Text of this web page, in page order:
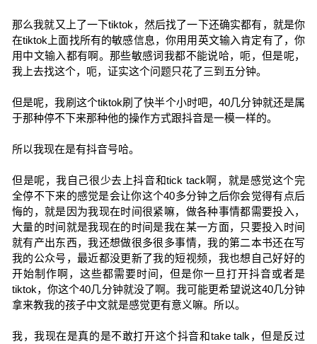
那么我就又上了一下tiktok，然后找了一下还确实都有，就是你
在tiktok上面找所有的敏感信息，你用用英文输入肯定有了，你
用中文输入都有啊。那些敏感词我都不能说哈，呃，但是呢，
我上去找这个，呃，证实这个问题只花了三到五分钟。
但是呢，我刷这个tiktok刷了快半个小时吧，40几分钟就还是属
于那种停不下来那种他的操作方式跟抖音是一模一样的。
所以我现在是有抖音号哈。
但是呢，我自己很少去上抖音和tick tack啊，就是感觉这个完
全停不下来的感觉是会让你这个40多分钟之后你会觉得有点后
悔的，就是因为我现在时间很紧嘛，做各种事情都需要投入，
大量的时间就是我现在的时间是我在某一方面，只要投入时间
就有产出东西，我还想做很多很多事情，我的第二本书还在写
我的公众号，最近都没更新了我的短视频，我也想自己好好的
开始制作啊，这些都需要时间，但是你一旦打开抖音或者是
tiktok，你这个40几分钟就没了啊。我可能更希望说这40几分钟
拿来教我的孩子中文就是感觉更有意义嘛。所以。
我，我现在是真的是不敢打开这个抖音和take talk，但是反过